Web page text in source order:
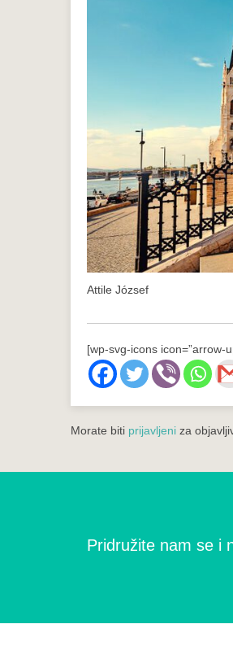
Attile József
[wp-svg-icons icon=”arrow-
Morate biti prijavljeni za
Pridružite nam se i